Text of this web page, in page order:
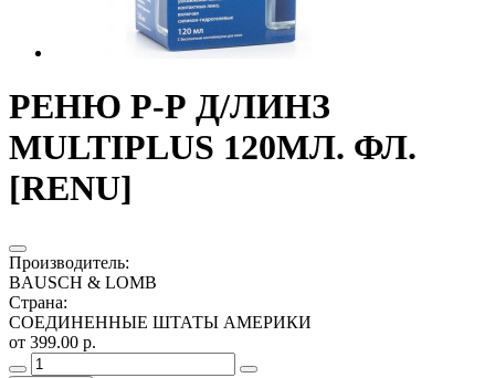
РЕНЮ Р-Р Д/ЛИНЗ
MULTIPLUS 120МЛ. ФЛ.
[RENU]
Производитель:
BAUSCH & LOMB
Страна:
СОЕДИНЕННЫЕ ШТАТЫ АМЕРИКИ
от 399.00 р.